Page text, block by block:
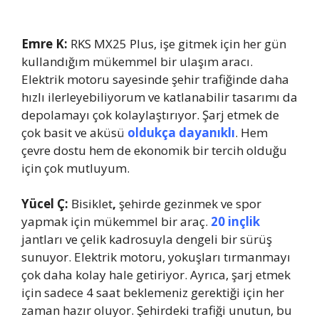
Emre K: RKS MX25 Plus, işe gitmek için her gün
kullandığım mükemmel bir ulaşım aracı.
Elektrik motoru sayesinde şehir trafiğinde daha
hızlı ilerleyebiliyorum ve katlanabilir tasarımı da
depolamayı çok kolaylaştırıyor. Şarj etmek de
çok basit ve aküsü oldukça dayanıklı. Hem
çevre dostu hem de ekonomik bir tercih olduğu
için çok mutluyum.
Yücel Ç: Bisiklet, şehirde gezinmek ve spor
yapmak için mükemmel bir araç. 20 inçlik
jantları ve çelik kadrosuyla dengeli bir sürüş
sunuyor. Elektrik motoru, yokuşları tırmanmayı
çok daha kolay hale getiriyor. Ayrıca, şarj etmek
için sadece 4 saat beklemeniz gerektiği için her
zaman hazır oluyor. Şehirdeki trafiği unutun, bu